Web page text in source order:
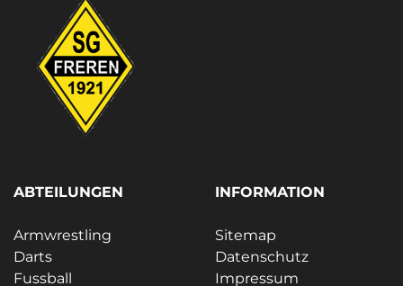
ABTEILUNGEN
Armwrestling
Darts
Fussball
INFORMATION
Sitemap
Datenschutz
Impressum